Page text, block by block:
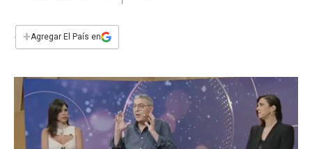
e
b
k
s
w
t
n
i
l
+Agregar El País en